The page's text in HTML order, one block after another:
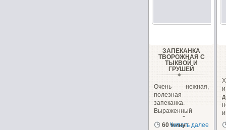
ЗАПЕКАНКА
ТВОРОЖНАЯ С
ТЫКВОЙ И
ГРУШЕЙ
Очень нежная,
полезная
запеканка.
Выраженный
тыквенный вкус.
Рецепт из
60 минут
Читать далее